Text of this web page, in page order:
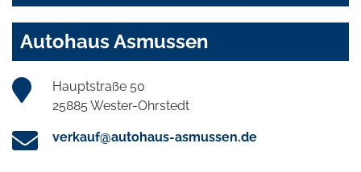
Autohaus Asmussen
Hauptstraße 50
25885 Wester-Ohrstedt
verkauf@autohaus-asmussen.de